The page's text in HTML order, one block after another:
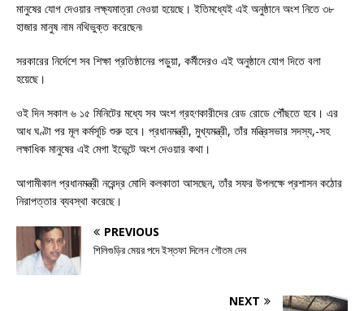
মানুষের যোগ দেওয়ার লক্ষ্যমাত্রা নেওয়া হয়েছে। ইতিমধ্যেই এই অনুষ্ঠানে অংশ নিতে ৩৮
হাজার মানুষ নাম নথিভুক্ত করেছেন৷
সরকারের নির্দেশে সব শিক্ষা প্রতিষ্ঠানের পড়ুয়া, কর্মীদেরও এই অনুষ্ঠানে যোগ দিতে বলা
হয়েছে।
ওই দিন সকাল ৬ ১৫ মিনিটের মধ্যে সব অংশ গ্রহণকারীদের রেড রোডে পৌঁছতে হবে। এর
আধ ঘণ্টা পর মূল কর্মসূচি শুরু হবে। প্রধানমন্ত্রী, মুখ্যমন্ত্রী, তাঁর মন্ত্রিসভার সদস্য,-সহ
লক্ষাধিক মানুষের এই মেগা ইভেন্টে অংশ দেওয়ার কথা।
আগামীকাল প্রধানমন্ত্রী নরেন্দ্র মোদি কলকাতা আসছেন, তাঁর সফর উপলক্ষে প্রশাসন কঠোর
নিরাপত্তার ব্যবস্থা করেছে।
PREVIOUS
শিলিগুড়ির মেয়র পদে ইস্তফা দিলেন গৌতম দেব
NEXT